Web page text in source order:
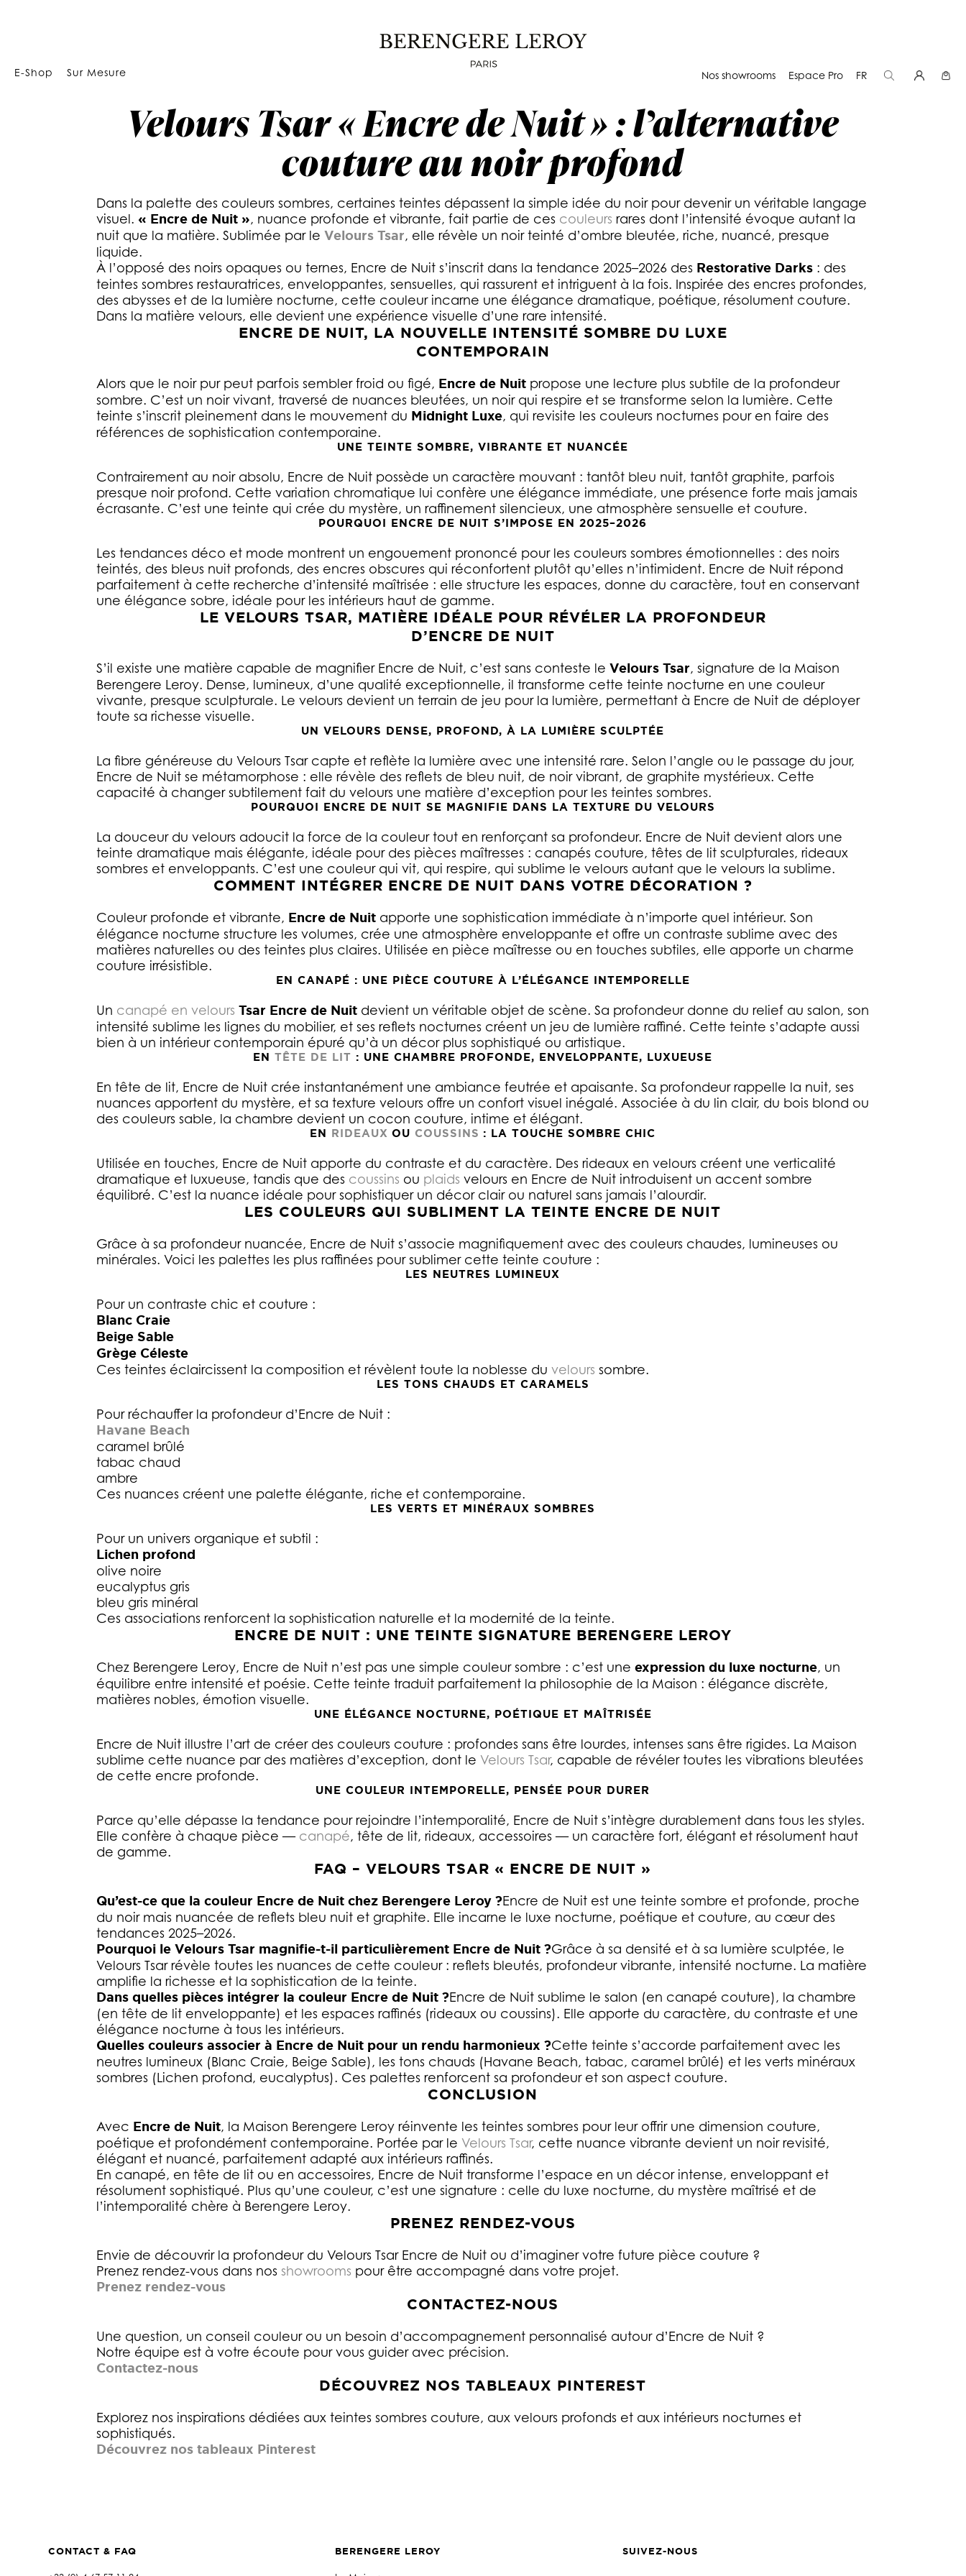
E-Shop Sur Mesure Nos showrooms Espace Pro FR
VELOURS TSAR « ENCRE DE NUIT » : L’ALTERNATIVE COUTURE AU NOIR PROFOND
Velours Tsar « Encre de Nuit » : l’alternative
couture au noir profond
Dans la palette des couleurs sombres, certaines teintes dépassent la simple idée du noir pour devenir un véritable langage
visuel.« Encre de Nuit », nuance profonde et vibrante, fait partie de ces couleursrares dont l’intensité évoque autant la
nuit que la matière. Sublimée par leVelours Tsar, elle révèle un noir teinté d’ombre bleutée, riche, nuancé, presque
liquide.
À l’opposé des noirs opaques ou ternes, Encre de Nuit s’inscrit dans la tendance 2025–2026 des Restorative Darks : des
teintes sombres restauratrices, enveloppantes, sensuelles, qui rassurent et intriguent à la fois. Inspirée des encres profondes,
des abysses et de la lumière nocturne, cette couleur incarne une élégance dramatique, poétique, résolument couture.
Dans la matière velours, elle devient une expérience visuelle d’une rare intensité.
ENCRE DE NUIT, LA NOUVELLE INTENSITÉ SOMBRE DU LUXE
CONTEMPORAIN
Alors que le noir pur peut parfois sembler froid ou figé, Encre de Nuit propose une lecture plus subtile de la profondeur
sombre. C’est un noir vivant, traversé de nuances bleutées, un noir qui respire et se transforme selon la lumière. Cette
teinte s’inscrit pleinement dans le mouvement du Midnight Luxe, qui revisite les couleurs nocturnes pour en faire des
références de sophistication contemporaine.
UNE TEINTE SOMBRE, VIBRANTE ET NUANCÉE
Contrairement au noir absolu, Encre de Nuit possède un caractère mouvant : tantôt bleu nuit, tantôt graphite, parfois
presque noir profond. Cette variation chromatique lui confère une élégance immédiate, une présence forte mais jamais
écrasante. C’est une teinte qui crée du mystère, un raffinement silencieux, une atmosphère sensuelle et couture.
POURQUOI ENCRE DE NUIT S’IMPOSE EN 2025–2026
Les tendances déco et mode montrent un engouement prononcé pour les couleurs sombres émotionnelles : des noirs
teintés, des bleus nuit profonds, des encres obscures qui réconfortent plutôt qu’elles n’intimident. Encre de Nuit répond
parfaitement à cette recherche d’intensité maîtrisée : elle structure les espaces, donne du caractère, tout en conservant
une élégance sobre, idéale pour les intérieurs haut de gamme.
LE VELOURS TSAR, MATIÈRE IDÉALE POUR RÉVÉLER LA PROFONDEUR
D’ENCRE DE NUIT
S’il existe une matière capable de magnifier Encre de Nuit, c’est sans conteste leVelours Tsar, signature de la Maison
Berengere Leroy. Dense, lumineux, d’une qualité exceptionnelle, il transforme cette teinte nocturne en une couleur
vivante, presque sculpturale. Le velours devient un terrain de jeu pour la lumière, permettant à Encre de Nuit de déployer
toute sa richesse visuelle.
UN VELOURS DENSE, PROFOND, À LA LUMIÈRE SCULPTÉE
La fibre généreuse du Velours Tsar capte et reflète la lumière avec une intensité rare. Selon l’angle ou le passage du jour,
Encre de Nuit se métamorphose : elle révèle des reflets de bleu nuit, de noir vibrant, de graphite mystérieux. Cette
capacité à changer subtilement fait du velours une matière d’exception pour les teintes sombres.
POURQUOI ENCRE DE NUIT SE MAGNIFIE DANS LA TEXTURE DU VELOURS
La douceur du velours adoucit la force de la couleur tout en renforçant sa profondeur. Encre de Nuit devient alors une
teinte dramatique mais élégante, idéale pour des pièces maîtresses : canapés couture, têtes de lit sculpturales, rideaux
sombres et enveloppants. C’est une couleur qui vit, qui respire, qui sublime le velours autant que le velours la sublime.
COMMENT INTÉGRER ENCRE DE NUIT DANS VOTRE DÉCORATION ?
Couleur profonde et vibrante, Encre de Nuit apporte une sophistication immédiate à n’importe quel intérieur. Son
élégance nocturne structure les volumes, crée une atmosphère enveloppante et offre un contraste sublime avec des
matières naturelles ou des teintes plus claires. Utilisée en pièce maîtresse ou en touches subtiles, elle apporte un charme
couture irrésistible.
EN CANAPÉ : UNE PIÈCE COUTURE À L’ÉLÉGANCE INTEMPORELLE
Un canapé en velours Tsar Encre de Nuit devient un véritable objet de scène. Sa profondeur donne du relief au salon, son
intensité sublime les lignes du mobilier, et ses reflets nocturnes créent un jeu de lumière raffiné. Cette teinte s’adapte aussi
bien à un intérieur contemporain épuré qu’à un décor plus sophistiqué ou artistique.
ENTÊTE DE LIT : UNE CHAMBRE PROFONDE, ENVELOPPANTE, LUXUEUSE
En tête de lit, Encre de Nuit crée instantanément une ambiance feutrée et apaisante. Sa profondeur rappelle la nuit, ses
nuances apportent du mystère, et sa texture velours offre un confort visuel inégalé. Associée à du lin clair, du bois blond ou
des couleurs sable, la chambre devient un cocon couture, intime et élégant.
EN RIDEAUX OU COUSSINS : LA TOUCHE SOMBRE CHIC
Utilisée en touches, Encre de Nuit apporte du contraste et du caractère. Des rideaux en velours créent une verticalité
dramatique et luxueuse, tandis que des coussins ou plaidsvelours en Encre de Nuit introduisent un accent sombre
équilibré. C’est la nuance idéale pour sophistiquer un décor clair ou naturel sans jamais l’alourdir.
LES COULEURS QUI SUBLIMENT LA TEINTE ENCRE DE NUIT
Grâce à sa profondeur nuancée, Encre de Nuit s’associe magnifiquement avec des couleurs chaudes, lumineuses ou
minérales. Voici les palettes les plus raffinées pour sublimer cette teinte couture :
LES NEUTRES LUMINEUX
Pour un contraste chic et couture :
Blanc Craie
Beige Sable
Grège Céleste
Ces teintes éclaircissent la composition et révèlent toute la noblesse duvelours sombre.
LES TONS CHAUDS ET CARAMELS
Pour réchauffer la profondeur d’Encre de Nuit :
Havane Beach
caramel brûlé
tabac chaud
ambre
Ces nuances créent une palette élégante, riche et contemporaine.
LES VERTS ET MINÉRAUX SOMBRES
Pour un univers organique et subtil :
Lichen profond
olive noire
eucalyptus gris
bleu gris minéral
Ces associations renforcent la sophistication naturelle et la modernité de la teinte.
ENCRE DE NUIT : UNE TEINTE SIGNATURE BERENGERE LEROY
Chez Berengere Leroy, Encre de Nuit n’est pas une simple couleur sombre : c’est uneexpression du luxe nocturne, un
équilibre entre intensité et poésie. Cette teinte traduit parfaitement la philosophie de la Maison : élégance discrète,
matières nobles, émotion visuelle.
UNE ÉLÉGANCE NOCTURNE, POÉTIQUE ET MAÎTRISÉE
Encre de Nuit illustre l’art de créer des couleurs couture : profondes sans être lourdes, intenses sans être rigides. La Maison
sublime cette nuance par des matières d’exception, dont le Velours Tsar, capable de révéler toutes les vibrations bleutées
de cette encre profonde.
UNE COULEUR INTEMPORELLE, PENSÉE POUR DURER
Parce qu’elle dépasse la tendance pour rejoindre l’intemporalité, Encre de Nuit s’intègre durablement dans tous les styles.
Elle confère à chaque pièce — canapé, tête de lit, rideaux, accessoires — un caractère fort, élégant et résolument haut
de gamme.
FAQ – VELOURS TSAR « ENCRE DE NUIT »
Qu’est-ce que la couleur Encre de Nuit chez Berengere Leroy ?Encre de Nuit est une teinte sombre et profonde, proche
du noir mais nuancée de reflets bleu nuit et graphite. Elle incarne le luxe nocturne, poétique et couture, au cœur des
tendances 2025–2026.
Pourquoi le Velours Tsar magnifie-t-il particulièrement Encre de Nuit ?Grâce à sa densité et à sa lumière sculptée, le
Velours Tsar révèle toutes les nuances de cette couleur : reflets bleutés, profondeur vibrante, intensité nocturne. La matière
amplifie la richesse et la sophistication de la teinte.
Dans quelles pièces intégrer la couleur Encre de Nuit ?Encre de Nuit sublime le salon (en canapé couture), la chambre
(en tête de lit enveloppante) et les espaces raffinés (rideaux ou coussins). Elle apporte du caractère, du contraste et une
élégance nocturne à tous les intérieurs.
Quelles couleurs associer à Encre de Nuit pour un rendu harmonieux ?Cette teinte s’accorde parfaitement avec les
neutres lumineux (Blanc Craie, Beige Sable), les tons chauds (Havane Beach, tabac, caramel brûlé) et les verts minéraux
sombres (Lichen profond, eucalyptus). Ces palettes renforcent sa profondeur et son aspect couture.
CONCLUSION
Avec Encre de Nuit, la Maison Berengere Leroy réinvente les teintes sombres pour leur offrir une dimension couture,
poétique et profondément contemporaine. Portée par le Velours Tsar, cette nuance vibrante devient un noir revisité,
élégant et nuancé, parfaitement adapté aux intérieurs raffinés.
En canapé, en tête de lit ou en accessoires, Encre de Nuit transforme l’espace en un décor intense, enveloppant et
résolument sophistiqué. Plus qu’une couleur, c’est une signature : celle du luxe nocturne, du mystère maîtrisé et de
l’intemporalité chère à Berengere Leroy.
PRENEZ RENDEZ-VOUS
Envie de découvrir la profondeur du Velours Tsar Encre de Nuit ou d’imaginer votre future pièce couture ?
Prenez rendez-vous dans nosshowrooms pour être accompagné dans votre projet.
Prenez rendez-vous
CONTACTEZ-NOUS
Une question, un conseil couleur ou un besoin d’accompagnement personnalisé autour d’Encre de Nuit ?
Notre équipe est à votre écoute pour vous guider avec précision.
Contactez-nous
DÉCOUVREZ NOS TABLEAUX PINTEREST
Explorez nos inspirations dédiées aux teintes sombres couture, aux velours profonds et aux intérieurs nocturnes et
sophistiqués.
Découvrez nos tableaux Pinterest
CONTACT & FAQ BERENGERE LEROY SUIVEZ-NOUS